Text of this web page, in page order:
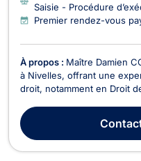
Saisie - Procédure
Premier rendez-vous
À propos : Maître Damien
à Nivelles, offrant une
droit, notamment en Droit
Commerciaux,
d’exécution, et Droit des